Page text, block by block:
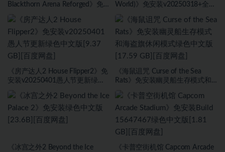
Blackthorn Arena Reforged》免
文版[30.98 GB][百度网盘]
World)》免安装v20250318+全
盘]
《房产达人2 House Flipper2》免
安装v20250401愚人节更新绿色
《海鼠诅咒 Curse of the Sea
Rats》免安装幽灵船生存模式和
GB][百度网盘]
《冰宫之外2 Beyond the Ice
《卡普空街机馆 Capcom Arcade